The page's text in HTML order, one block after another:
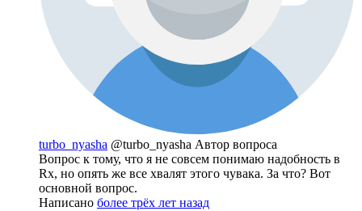
turbo_nyasha @turbo_nyasha Автор вопроса
Вопрос к тому, что я не совсем понимаю надобность в
Rx, но опять же все хвалят этого чувака. За что? Вот
основной вопрос.
Написано более трёх лет назад